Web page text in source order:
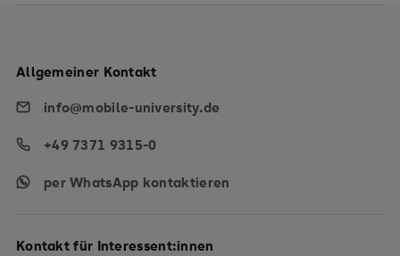
Allgemeiner Kontakt
info@mobile-university.de
+49 7371 9315-0
per WhatsApp kontaktieren
Kontakt für Interessent:innen